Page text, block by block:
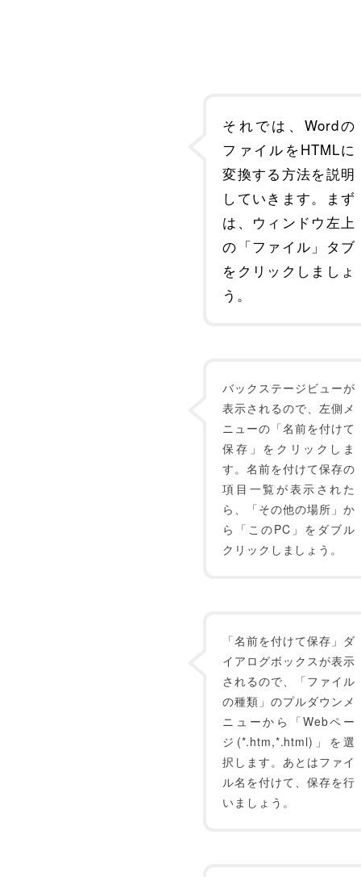
それでは、Wordの
ファイルをHTMLに
変換する方法を説明
していきます。まず
は、ウィンドウ左上
の「ファイル」タブ
をクリックしましょ
う。
バックステージビューが
表示されるので、左側メ
ニューの「名前を付けて
保存」をクリックしま
す。名前を付けて保存の
項目一覧が表示された
ら、「その他の場所」か
ら「このPC」をダブル
クリックしましょう。
「名前を付けて保存」ダ
イアログボックスが表示
されるので、「ファイル
の種類」のプルダウンメ
ニューから「Webペー
ジ(*.htm,*.html)」を選
択します。あとはファイ
ル名を付けて、保存を行
いましょう。